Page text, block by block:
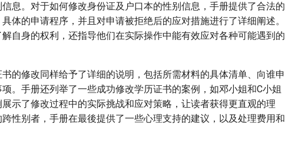
息。对于如何修改身份证及户口本的性别信息，手册提供了合法的
体的申请程序，并且对申请被拒绝后的应对措施进行了详细阐述。
自身的权利，还指导他们在实际操作中能有效应对各种可能遇到的
的修改同样给予了详细的说明，包括所需材料的具体清单、向谁申
。手册还列举了一些成功修改学历证书的案例，如邓小姐和C小姐
示了修改过程中的实际挑战和应对策略，让读者获得更直观的理
性别者，手册在最後提供了一些心理支持的建议，以及处理费用和